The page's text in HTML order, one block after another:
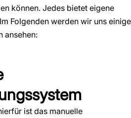
können. Jedes bietet eigene
Folgenden werden wir uns einige
ansehen:
ist das manuelle